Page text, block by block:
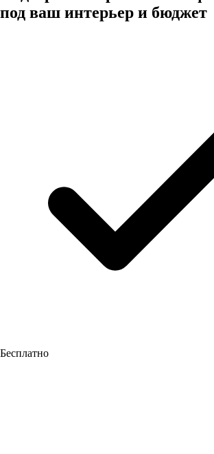
под ваш интерьер и бюджет
Бесплатно